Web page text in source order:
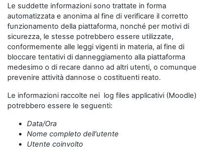
Le suddette informazioni sono trattate in forma
automatizzata e anonima al fine di verificare il corretto
funzionamento della piattaforma, nonché per motivi di
sicurezza, le stesse potrebbero essere utilizzate,
conformemente alle leggi vigenti in materia, al fine di
bloccare tentativi di danneggiamento alla piattaforma
medesimo o di recare danno ad altri utenti, o comunque
prevenire attività dannose o costituenti reato.
Le informazioni raccolte nei log files applicativi (Moodle)
potrebbero essere le seguenti:
Data/Ora
Nome completo dell'utente
Utente coinvolto